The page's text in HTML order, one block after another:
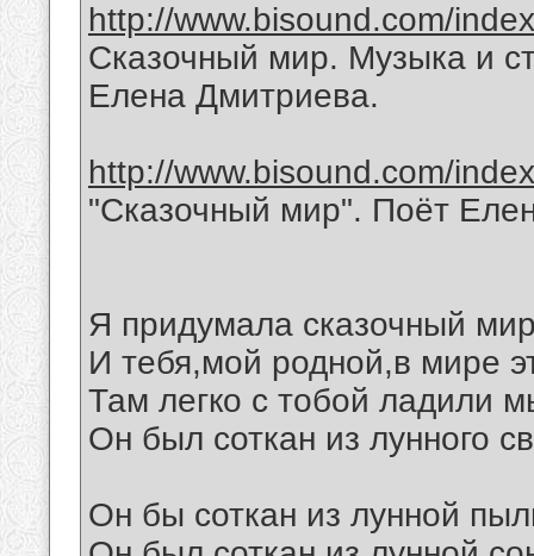
http://www.bisound.com/
Сказочный мир. Музыка и
Елена Дмитриева.
http://www.bisound.com/
"Сказочный мир". Поёт
Я придумала сказочный
И тебя,мой родной,в мире
Там легко с тобой ладили
Он был соткан из лунного
Он бы соткан из лунной